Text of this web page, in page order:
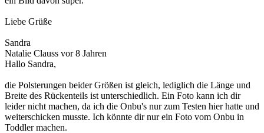
Liebe Grüße
Sandra
Natalie Clauss vor 8 Jahren
Hallo Sandra,
die Polsterungen beider Größen ist gleich, lediglich die Länge und
Breite des Rückenteils ist unterschiedlich. Ein Foto kann ich dir
leider nicht machen, da ich die Onbu's nur zum Testen hier hatte und
weiterschicken musste. Ich könnte dir nur ein Foto vom Onbu in
Toddler machen.